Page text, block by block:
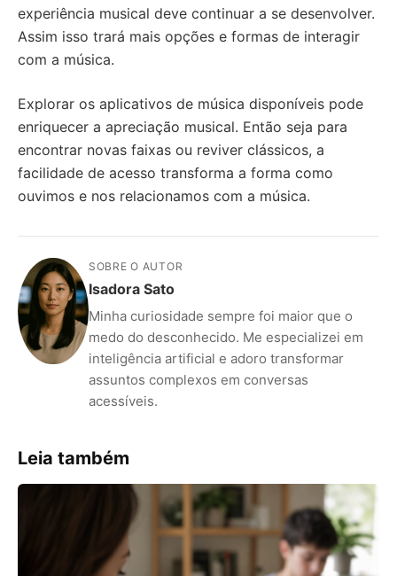
experiência musical deve continuar a se desenvolver.
Assim isso trará mais opções e formas de interagir
com a música.
Explorar os aplicativos de música disponíveis pode
enriquecer a apreciação musical. Então seja para
encontrar novas faixas ou reviver clássicos, a
facilidade de acesso transforma a forma como
ouvimos e nos relacionamos com a música.
SOBRE O AUTOR
Isadora Sato
Minha curiosidade sempre foi maior que o
medo do desconhecido. Me especializei em
inteligência artificial e adoro transformar
assuntos complexos em conversas
acessíveis.
Leia também